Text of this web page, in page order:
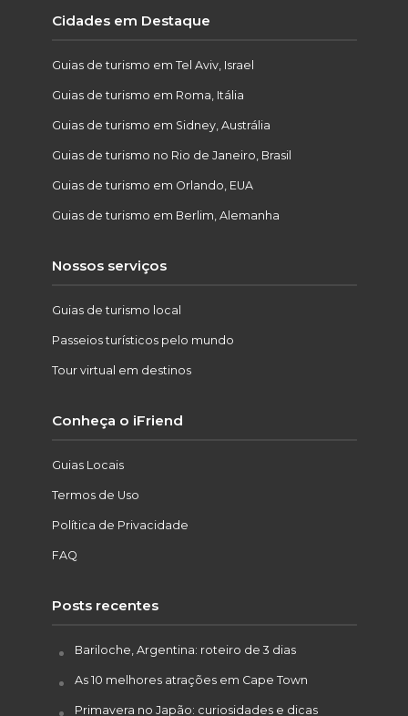
Cidades em Destaque
Guias de turismo em Tel Aviv, Israel
Guias de turismo em Roma, Itália
Guias de turismo em Sidney, Austrália
Guias de turismo no Rio de Janeiro, Brasil
Guias de turismo em Orlando, EUA
Guias de turismo em Berlim, Alemanha
Nossos serviços
Guias de turismo local
Passeios turísticos pelo mundo
Tour virtual em destinos
Conheça o iFriend
Guias Locais
Termos de Uso
Política de Privacidade
FAQ
Posts recentes
Bariloche, Argentina: roteiro de 3 dias
As 10 melhores atrações em Cape Town
Primavera no Japão: curiosidades e dicas